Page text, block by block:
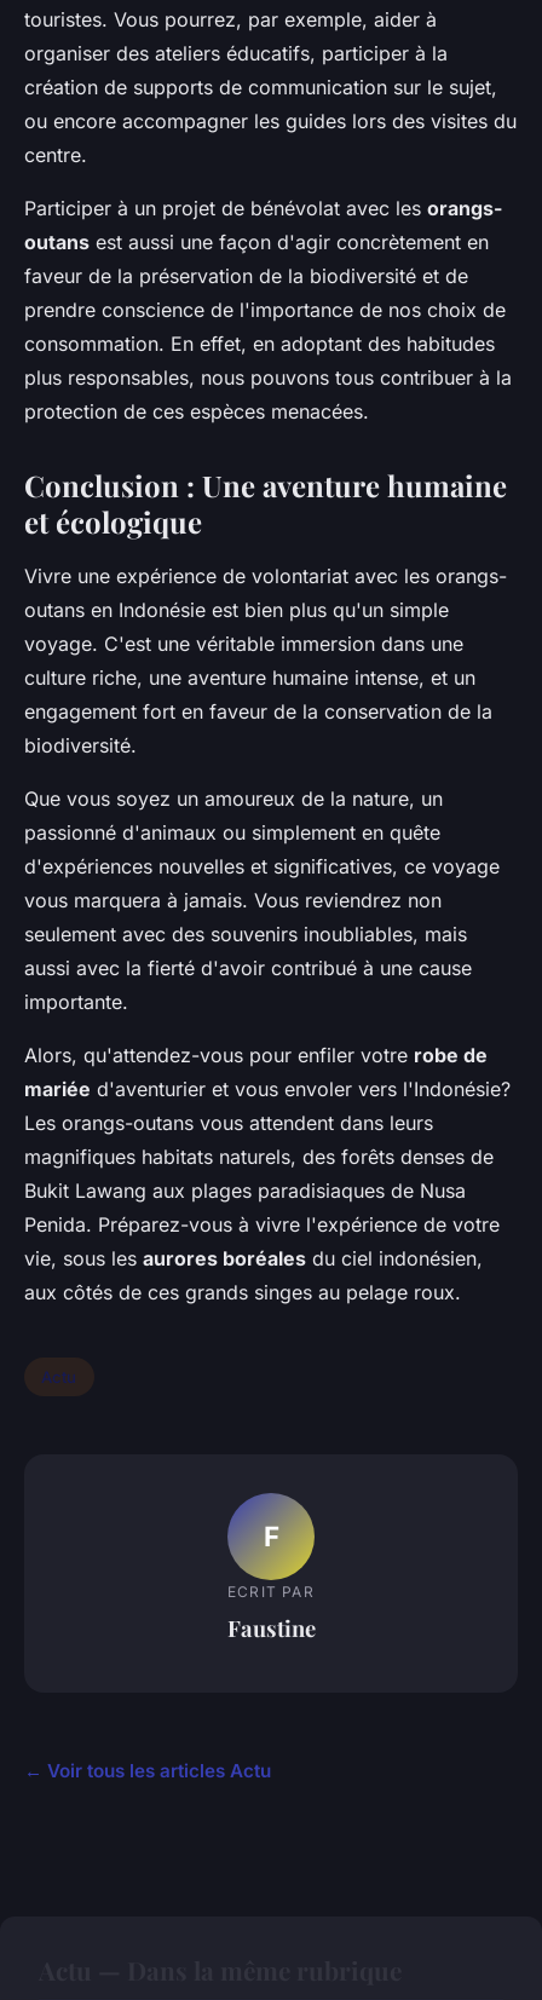
touristes. Vous pourrez, par exemple, aider à
organiser des ateliers éducatifs, participer à la
création de supports de communication sur le sujet,
ou encore accompagner les guides lors des visites du
centre.
Participer à un projet de bénévolat avec les orangs-
outans est aussi une façon d'agir concrètement en
faveur de la préservation de la biodiversité et de
prendre conscience de l'importance de nos choix de
consommation. En effet, en adoptant des habitudes
plus responsables, nous pouvons tous contribuer à la
protection de ces espèces menacées.
Conclusion : Une aventure humaine
et écologique
Vivre une expérience de volontariat avec les orangs-
outans en Indonésie est bien plus qu'un simple
voyage. C'est une véritable immersion dans une
culture riche, une aventure humaine intense, et un
engagement fort en faveur de la conservation de la
biodiversité.
Que vous soyez un amoureux de la nature, un
passionné d'animaux ou simplement en quête
d'expériences nouvelles et significatives, ce voyage
vous marquera à jamais. Vous reviendrez non
seulement avec des souvenirs inoubliables, mais
aussi avec la fierté d'avoir contribué à une cause
importante.
Alors, qu'attendez-vous pour enfiler votre robe de
mariée d'aventurier et vous envoler vers l'Indonésie?
Les orangs-outans vous attendent dans leurs
magnifiques habitats naturels, des forêts denses de
Bukit Lawang aux plages paradisiaques de Nusa
Penida. Préparez-vous à vivre l'expérience de votre
vie, sous les aurores boréales du ciel indonésien,
aux côtés de ces grands singes au pelage roux.
Actu
F
ECRIT PAR
Faustine
← Voir tous les articles Actu